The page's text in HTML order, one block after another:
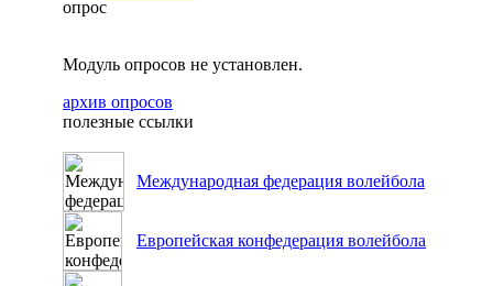
опрос
Модуль опросов не установлен.
архив опросов
полезные ссылки
Международная федерация волейбола
Европейская конфедерация волейбола